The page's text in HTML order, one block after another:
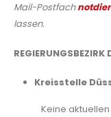
Mail-Postfach
lassen.
REGIERUNGSBEZIRK
Kreisstelle
Keine